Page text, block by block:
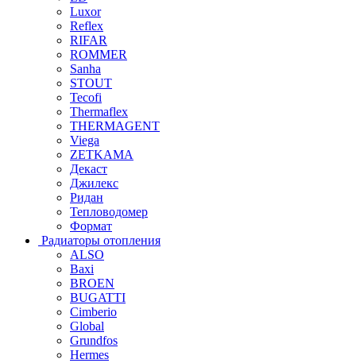
Luxor
Reflex
RIFAR
ROMMER
Sanha
STOUT
Tecofi
Thermaflex
THERMAGENT
Viega
ZETKAMA
Декаст
Джилекс
Ридан
Тепловодомер
Формат
Радиаторы отопления
ALSO
Baxi
BROEN
BUGATTI
Cimberio
Global
Grundfos
Hermes